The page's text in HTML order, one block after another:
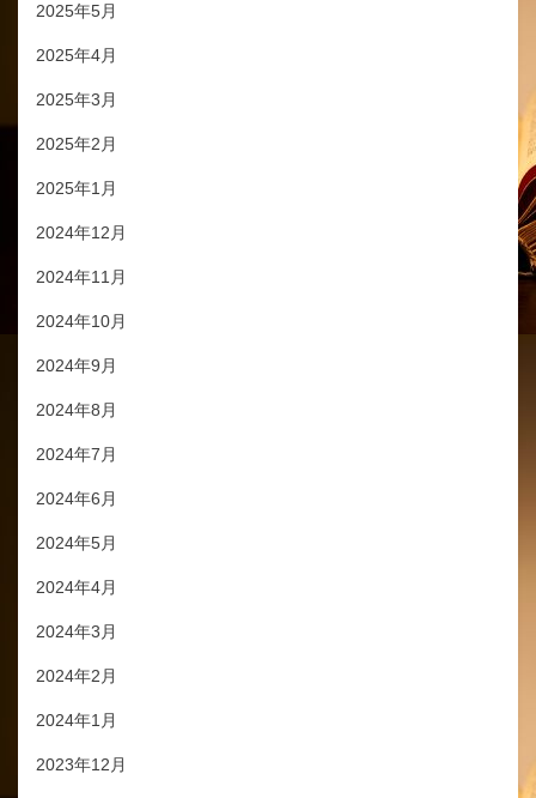
2025年5月
2025年4月
2025年3月
2025年2月
2025年1月
2024年12月
2024年11月
2024年10月
2024年9月
2024年8月
2024年7月
2024年6月
2024年5月
2024年4月
2024年3月
2024年2月
2024年1月
2023年12月